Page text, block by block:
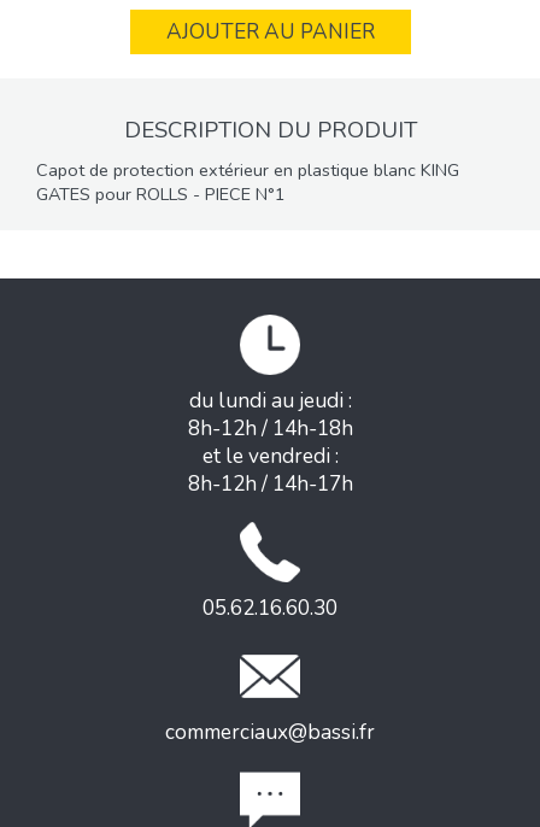
AJOUTER AU PANIER
DESCRIPTION DU PRODUIT
Capot de protection extérieur en plastique blanc KING
GATES pour ROLLS - PIECE N°1
du lundi au jeudi :
8h-12h / 14h-18h
et le vendredi :
8h-12h / 14h-17h
05.62.16.60.30
commerciaux@bassi.fr